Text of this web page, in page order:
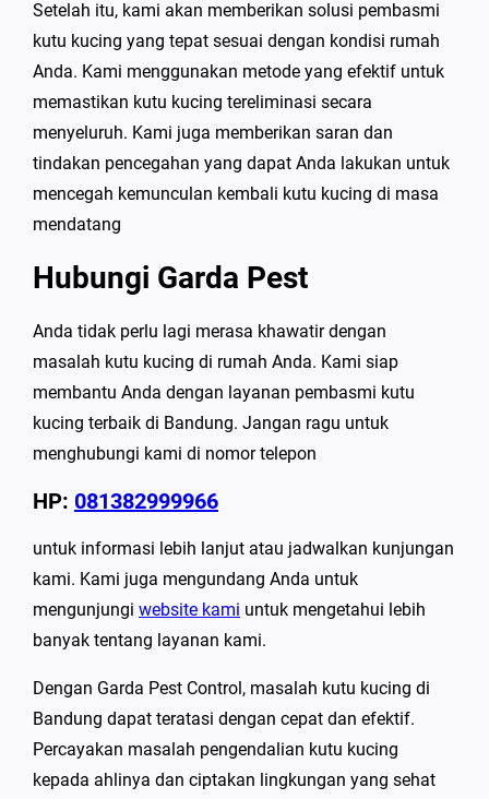
Setelah itu, kami akan memberikan solusi pembasmi
kutu kucing yang tepat sesuai dengan kondisi rumah
Anda. Kami menggunakan metode yang efektif untuk
memastikan kutu kucing tereliminasi secara
menyeluruh. Kami juga memberikan saran dan
tindakan pencegahan yang dapat Anda lakukan untuk
mencegah kemunculan kembali kutu kucing di masa
mendatang
Hubungi Garda Pest
Anda tidak perlu lagi merasa khawatir dengan
masalah kutu kucing di rumah Anda. Kami siap
membantu Anda dengan layanan pembasmi kutu
kucing terbaik di Bandung. Jangan ragu untuk
menghubungi kami di nomor telepon
HP: 081382999966
untuk informasi lebih lanjut atau jadwalkan kunjungan
kami. Kami juga mengundang Anda untuk
mengunjungi website kami untuk mengetahui lebih
banyak tentang layanan kami.
Dengan Garda Pest Control, masalah kutu kucing di
Bandung dapat teratasi dengan cepat dan efektif.
Percayakan masalah pengendalian kutu kucing
kepada ahlinya dan ciptakan lingkungan yang sehat